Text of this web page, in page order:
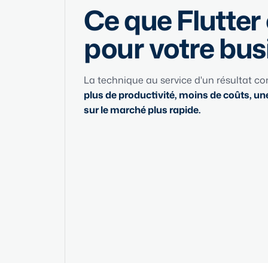
Ce que
pour votre
La technique au service d'un résultat
plus de productivité, moins de coûts,
sur le marché plus rapide.